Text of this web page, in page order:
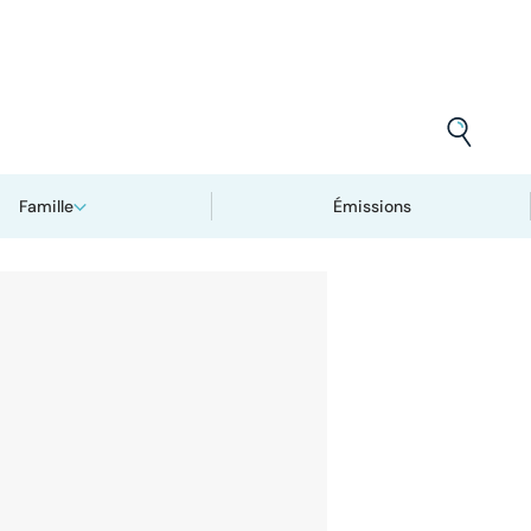
Famille Émissions